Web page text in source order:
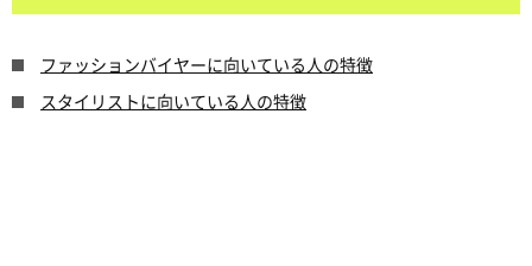
ファッションバイヤーに向いている人の特徴
スタイリストに向いている人の特徴